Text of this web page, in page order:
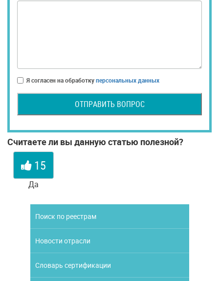
Я согласен на обработкуперсональных данных
ОТПРАВИТЬ ВОПРОС
Считаете ли вы данную статью полезной?
15
Да
Поиск по реестрам
Новости отрасли
Словарь сертификации